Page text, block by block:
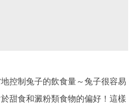
控制兔子的飲食量～兔子很容易
甜食和澱粉類食物的偏好！這樣